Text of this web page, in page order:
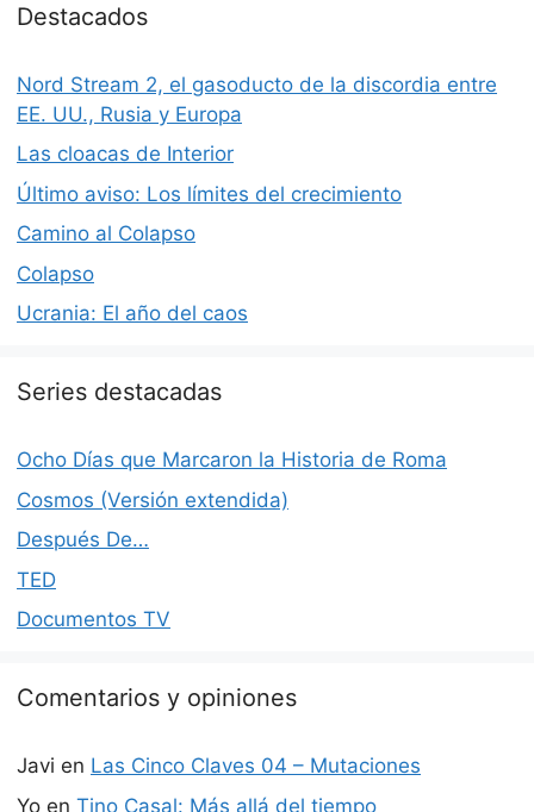
Destacados
Nord Stream 2, el gasoducto de la discordia entre
EE. UU., Rusia y Europa
Las cloacas de Interior
Último aviso: Los límites del crecimiento
Camino al Colapso
Colapso
Ucrania: El año del caos
Series destacadas
Ocho Días que Marcaron la Historia de Roma
Cosmos (Versión extendida)
Después De…
TED
Documentos TV
Comentarios y opiniones
Javi en Las Cinco Claves 04 – Mutaciones
Yo en Tino Casal: Más allá del tiempo